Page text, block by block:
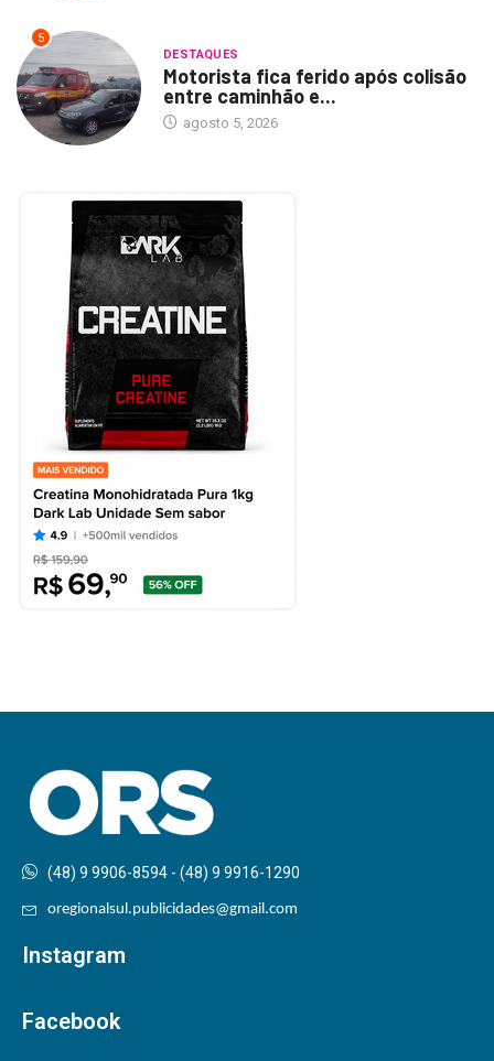
5
DESTAQUES
Motorista fica ferido após colisão
entre caminhão e...
agosto 5, 2026
(48) 9 9906-8594 - (48) 9 9916-1290
oregionalsul.publicidades@gmail.com
Instagram
Facebook